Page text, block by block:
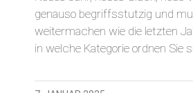
genauso begriffsstutzig und
weitermachen wie die letzten
in welche Kategorie ordnen Sie